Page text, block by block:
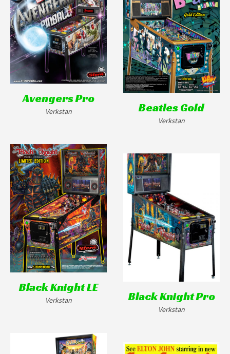
Avengers Pro
Verkstan Beatles Gold
Verkstan
Black Knight LE
Verkstan Black Knight Pro
Verkstan